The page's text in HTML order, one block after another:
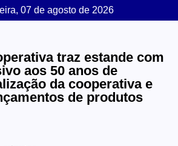
07 de agosto de 2026
traz estande com
aos 50 anos de
da cooperativa e
de produtos